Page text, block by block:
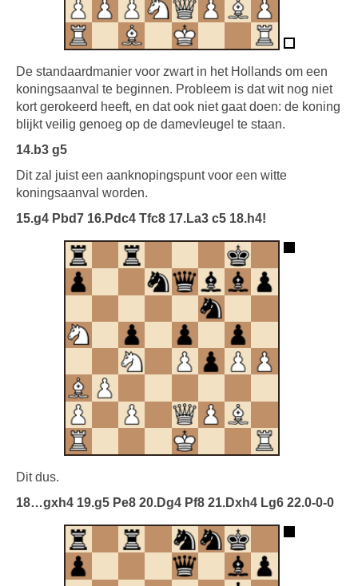
De standaardmanier voor zwart in het Hollands om een
koningsaanval te beginnen. Probleem is dat wit nog niet
kort gerokeerd heeft, en dat ook niet gaat doen: de koning
blijkt veilig genoeg op de damevleugel te staan.
14.b3 g5
Dit zal juist een aanknopingspunt voor een witte
koningsaanval worden.
15.g4 Pbd7 16.Pdc4 Tfc8 17.La3 c5 18.h4!
Dit dus.
18…gxh4 19.g5 Pe8 20.Dg4 Pf8 21.Dxh4 Lg6 22.0-0-0